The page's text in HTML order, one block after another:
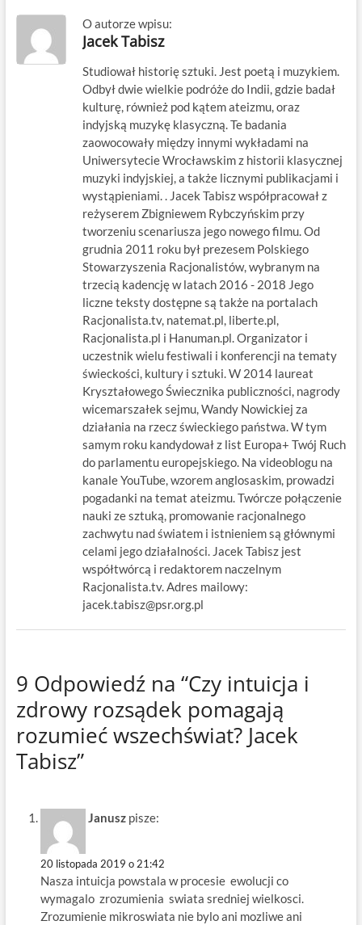
O autorze wpisu:
Jacek Tabisz
Studiował historię sztuki. Jest poetą i muzykiem.
Odbył dwie wielkie podróże do Indii, gdzie badał
kulturę, również pod kątem ateizmu, oraz
indyjską muzykę klasyczną. Te badania
zaowocowały między innymi wykładami na
Uniwersytecie Wrocławskim z historii klasycznej
muzyki indyjskiej, a także licznymi publikacjami i
wystąpieniami. . Jacek Tabisz współpracował z
reżyserem Zbigniewem Rybczyńskim przy
tworzeniu scenariusza jego nowego filmu. Od
grudnia 2011 roku był prezesem Polskiego
Stowarzyszenia Racjonalistów, wybranym na
trzecią kadencję w latach 2016 - 2018 Jego
liczne teksty dostępne są także na portalach
Racjonalista.tv, natemat.pl, liberte.pl,
Racjonalista.pl i Hanuman.pl. Organizator i
uczestnik wielu festiwali i konferencji na tematy
świeckości, kultury i sztuki. W 2014 laureat
Kryształowego Świecznika publiczności, nagrody
wicemarszałek sejmu, Wandy Nowickiej za
działania na rzecz świeckiego państwa. W tym
samym roku kandydował z list Europa+ Twój Ruch
do parlamentu europejskiego. Na videoblogu na
kanale YouTube, wzorem anglosaskim, prowadzi
pogadanki na temat ateizmu. Twórcze połączenie
nauki ze sztuką, promowanie racjonalnego
zachwytu nad światem i istnieniem są głównymi
celami jego działalności. Jacek Tabisz jest
współtwórcą i redaktorem naczelnym
Racjonalista.tv. Adres mailowy:
jacek.tabisz@psr.org.pl
9 Odpowiedź na “Czy intuicja i
zdrowy rozsądek pomagają
rozumieć wszechświat? Jacek
Tabisz”
Janusz pisze:
20 listopada 2019 o 21:42
Nasza intuicja powstala w procesie ewolucji co
wymagalo zrozumienia swiata sredniej wielkosci.
Zrozumienie mikroswiata nie bylo ani mozliwe ani